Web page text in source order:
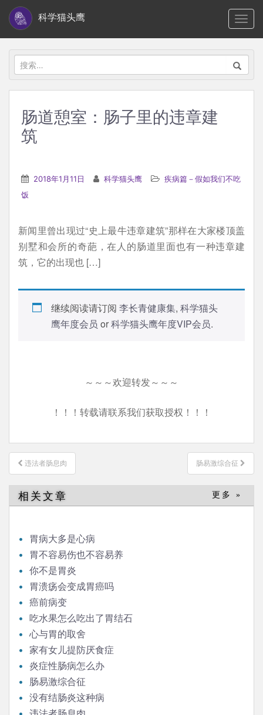
i
科学猫头鹰
搜
索：
肠道憩室：肠子里的违章建
筑
2018年1月11日 科学猫头鹰
疾病篇－假如我们不吃
饭
新闻里曾出现过“史上最牛违章建筑”那样在大家楼顶盖
别墅和会所的奇葩，在人的肠道里面也有一种违章建
筑，它的出现也 […]
继续阅读请订阅 李长青健康集, 科学猫头
鹰年度会员 or科学猫头鹰年度VIP会员.
～～～欢迎转发～～～
！！！转载请联系我们获取授权！！！
文
章
导
航
违法者肠息肉 肠易激综合征
相关文章 更多 »
胃病大多是心病
胃不容易伤也不容易养
你不是胃炎
胃溃疡会变成胃癌吗
癌前病变
吃水果怎么吃出了胃结石
心与胃的取舍
家有女儿提防厌食症
炎症性肠病怎么办
肠易激综合征
没有结肠炎这种病